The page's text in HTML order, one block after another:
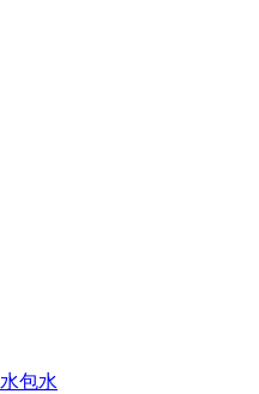
水包水